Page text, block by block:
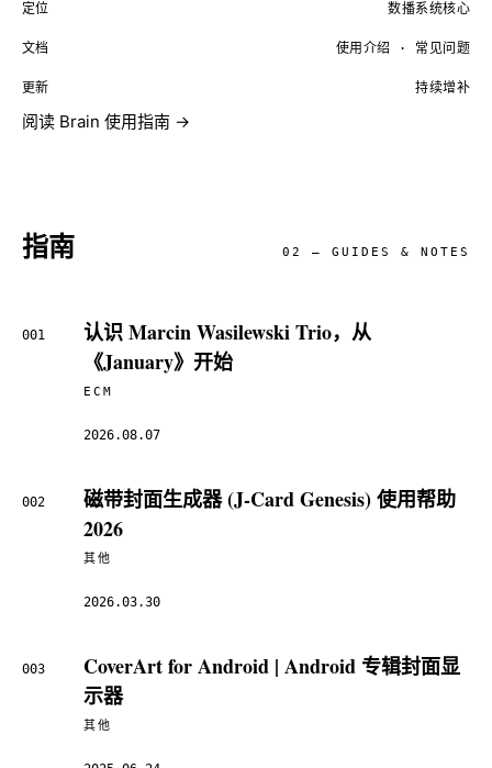
定位 数播系统核心
文档 使用介绍 · 常见问题
更新 持续增补
阅读 Brain 使用指南 →
指南 02 — GUIDES & NOTES
001
认识 Marcin Wasilewski Trio，从
《January》开始
ECM
2026.08.07
002
磁带封面生成器 (J-Card Genesis) 使用帮助
2026
其他
2026.03.30
003
CoverArt for Android | Android 专辑封面显
示器
其他